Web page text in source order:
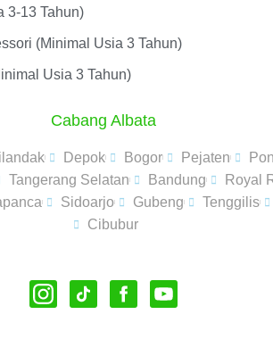
3-13 Tahun)
(Minimal Usia 3 Tahun)
Usia 3 Tahun)
Cabang Albata
Depok Bogor Pejaten
Tangerang Selatan Bandung
Royal
Sidoarjo Gubeng Tenggilis
Cibubur